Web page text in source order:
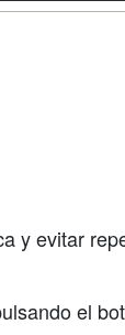
y evitar
el